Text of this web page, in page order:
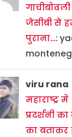
जेसीबी से
पुराना…:
viru rana
महाराष्ट्र
प्रदर्शनी
का बताकर